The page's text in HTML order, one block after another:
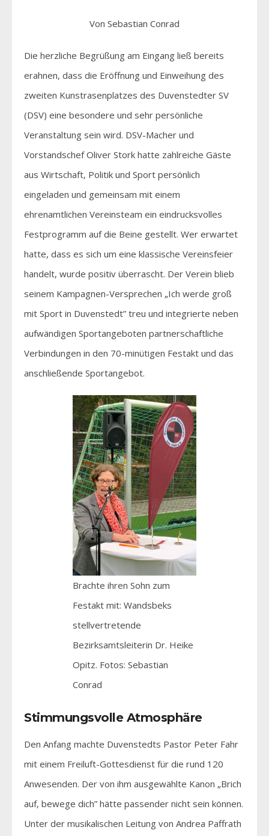
Von Sebastian Conrad
Die herzliche Begrüßung am Eingang ließ bereits
erahnen, dass die Eröffnung und Einweihung des
zweiten Kunstrasenplatzes des Duvenstedter SV
(DSV) eine besondere und sehr persönliche
Veranstaltung sein wird. DSV-Macher und
Vorstandschef Oliver Stork hatte zahlreiche Gäste
aus Wirtschaft, Politik und Sport persönlich
eingeladen und gemeinsam mit einem
ehrenamtlichen Vereinsteam ein eindrucksvolles
Festprogramm auf die Beine gestellt. Wer erwartet
hatte, dass es sich um eine klassische Vereinsfeier
handelt, wurde positiv überrascht. Der Verein blieb
seinem Kampagnen-Versprechen „Ich werde groß
mit Sport in Duvenstedt” treu und integrierte neben
aufwändigen Sportangeboten partnerschaftliche
Verbindungen in den 70-minütigen Festakt und das
anschließende Sportangebot.
Brachte ihren Sohn zum
Festakt mit: Wandsbeks
stellvertretende
Bezirksamtsleiterin Dr. Heike
Opitz. Fotos: Sebastian
Conrad
Stimmungsvolle Atmosphäre
Den Anfang machte Duvenstedts Pastor Peter Fahr
mit einem Freiluft-Gottesdienst für die rund 120
Anwesenden. Der von ihm ausgewählte Kanon „Brich
auf, bewege dich” hätte passender nicht sein können.
Unter der musikalischen Leitung von Andrea Paffrath